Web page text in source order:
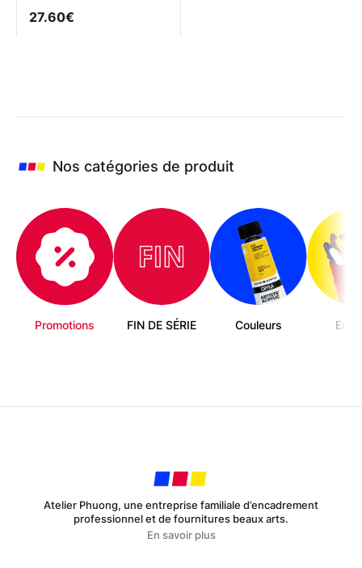
27.60€
Nos catégories de produit
Promotions FIN DE SÉRIE Couleurs
Atelier Phuong, une entreprise familiale d’encadrement
professionnel et de fournitures beaux arts.
En savoir plus